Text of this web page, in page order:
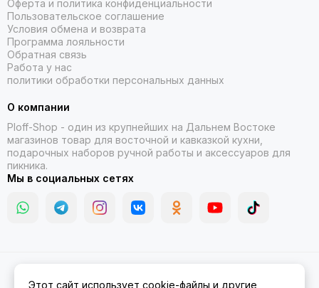
Оферта и политика конфиденциальности
Пользовательское соглашение
Условия обмена и возврата
Программа лояльности
Обратная связь
Работа у нас
политики обработки персональных данных
О компании
Ploff-Shop - один из крупнейших на Дальнем Востоке
магазинов товар для восточной и кавказкой кухни,
подарочных наборов ручной работы и аксессуаров для
пикника.
Мы в социальных сетях
Амуре.Карта сайта
Этот сайт использует cookie-файлы и другие